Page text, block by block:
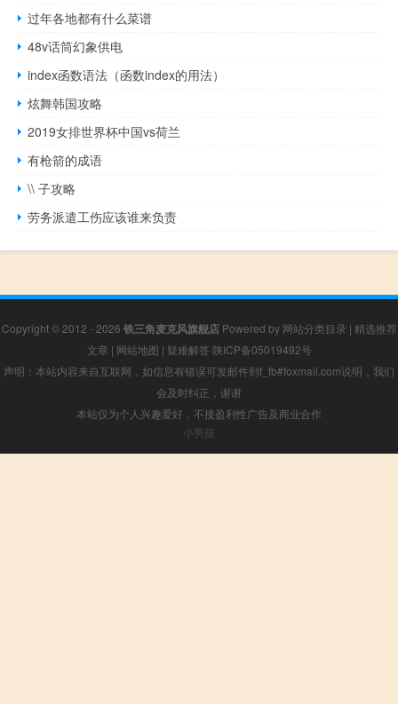
过年各地都有什么菜谱
48v话筒幻象供电
index函数语法（函数index的用法）
炫舞韩国攻略
2019女排世界杯中国vs荷兰
有枪箭的成语
\\ 子攻略
劳务派遣工伤应该谁来负责
Copyright © 2012 - 2026 铁三角麦克风旗舰店Powered by 网站分类目录 | 精选推荐
文章 | 网站地图 | 疑难解答 陕ICP备05019492号
声明：本站内容来自互联网，如信息有错误可发邮件到f_fb#foxmail.com说明，我们
会及时纠正，谢谢
本站仅为个人兴趣爱好，不接盈利性广告及商业合作
小男孩